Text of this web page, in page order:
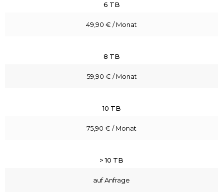
6 TB
49,90 € / Monat
8 TB
59,90 € / Monat
10 TB
75,90 € / Monat
> 10 TB
auf Anfrage